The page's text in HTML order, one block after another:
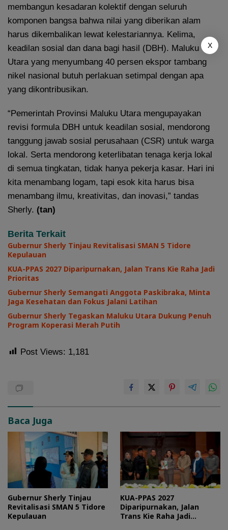
membangun kesadaran kolektif dengan seluruh
komponen bangsa bahwa nilai yang diberikan alam
harus dikembalikan lewat kelestariannya. Kelima,
keadilan sosial dan dana bagi hasil (DBH). Maluku
Utara yang menyumbang 40 persen ekspor tambang
nikel nasional butuh perlakuan setimpal dengan apa
yang dikontribusikan.
“Pemerintah Provinsi Maluku Utara mengupayakan
revisi formula DBH untuk keadilan sosial, mendorong
tanggung jawab sosial perusahaan (CSR) untuk warga
lokal. Serta mendorong keterlibatan tenaga kerja lokal
di semua tingkatan, tidak hanya pekerja kasar. Hari ini
kita menambang logam, tapi esok kita harus bisa
menambang ilmu, kreativitas, dan inovasi,” tandas
Sherly. (tan)
Berita Terkait
Gubernur Sherly Tinjau Revitalisasi SMAN 5 Tidore
Kepulauan
KUA-PPAS 2027 Diparipurnakan, Jalan Trans Kie Raha Jadi
Prioritas
Gubernur Sherly Semangati Anggota Paskibraka, Minta
Jaga Kesehatan dan Fokus Jalani Latihan
Gubernur Sherly Tegaskan Maluku Utara Dukung Penuh
Program Koperasi Merah Putih
Post Views: 1,181
Baca Juga
Gubernur Sherly Tinjau
Revitalisasi SMAN 5 Tidore
Kepulauan
KUA-PPAS 2027
Diparipurnakan, Jalan
Trans Kie Raha Jadi
X